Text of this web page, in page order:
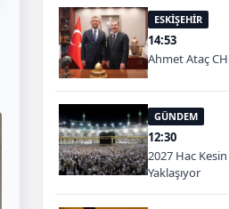
ESKİŞEHİR
14:53
Ahmet Ataç
GÜNDEM
12:30
2027 Hac
Yaklaşıyor